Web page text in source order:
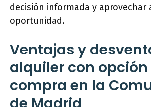
decisión informada y aprovechar
oportunidad.
Ventajas y
alquiler con opción
compra en la